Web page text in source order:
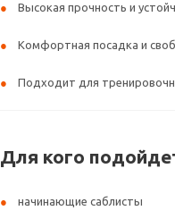
Высокая прочность и
Комфортная посадка и
Подходит для
Для кого
начинающие саблисты